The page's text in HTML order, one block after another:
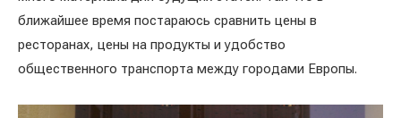
ближайшее время постараюсь сравнить цены в
ресторанах, цены на продукты и удобство
общественного транспорта между городами Европы.